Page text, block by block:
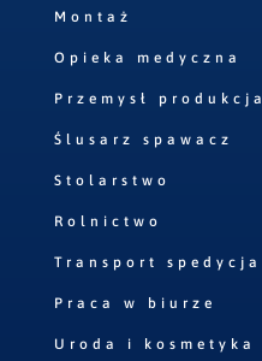
Montaż
Opieka medyczna
Przemysł produkcja
Ślusarz spawacz
Stolarstwo
Rolnictwo
Transport spedycja
Praca w biurze
Uroda i kosmetyka